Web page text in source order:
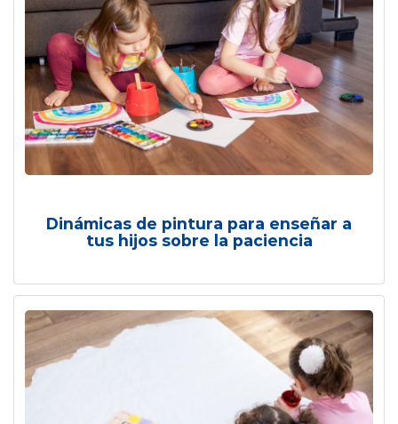
Dinámicas de pintura para enseñar a
tus hijos sobre la paciencia